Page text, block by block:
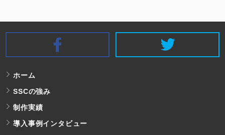
SSC Facebook
ホーム
SSCの強み
制作実績
導入事例インタビュー